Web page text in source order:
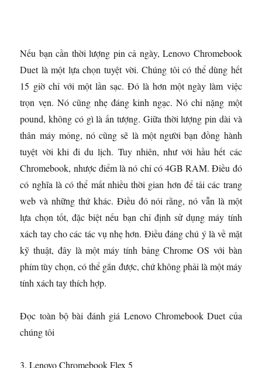
Nếu bạn cần thời lượng pin cả ngày, Lenovo Chromebook
Duet là một lựa chọn tuyệt vời. Chúng tôi có thể dùng hết
15 giờ chỉ với một lần sạc. Đó là hơn một ngày làm việc
trọn vẹn. Nó cũng nhẹ đáng kinh ngạc. Nó chỉ nặng một
pound, không có gì là ấn tượng. Giữa thời lượng pin dài và
thân máy mỏng, nó cũng sẽ là một người bạn đồng hành
tuyệt vời khi đi du lịch. Tuy nhiên, như với hầu hết các
Chromebook, nhược điểm là nó chỉ có 4GB RAM. Điều đó
có nghĩa là có thể mất nhiều thời gian hơn để tải các trang
web và những thứ khác. Điều đó nói rằng, nó vẫn là một
lựa chọn tốt, đặc biệt nếu bạn chỉ định sử dụng máy tính
xách tay cho các tác vụ nhẹ hơn. Điều đáng chú ý là về mặt
kỹ thuật, đây là một máy tính bảng Chrome OS với bàn
phím tùy chọn, có thể gắn được, chứ không phải là một máy
tính xách tay thích hợp.
Đọc toàn bộ bài đánh giá Lenovo Chromebook Duet của
chúng tôi
3. Lenovo Chromebook Flex 5